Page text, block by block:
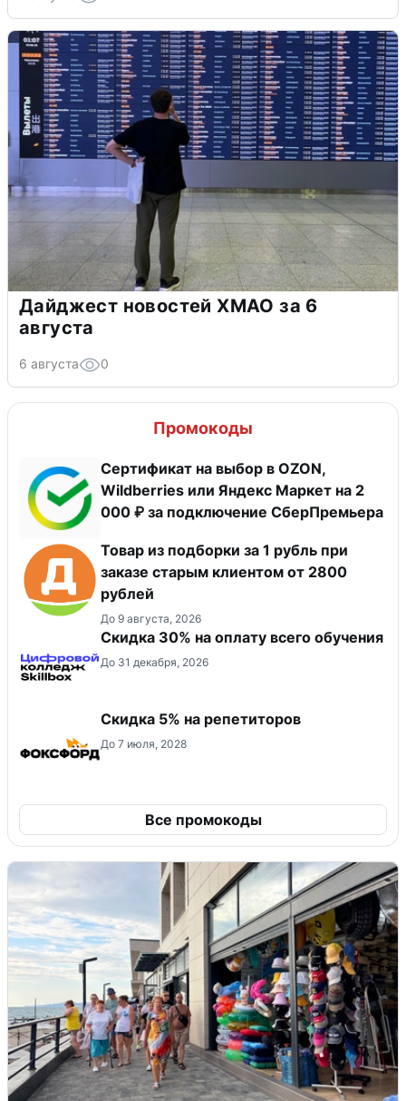
Дайджест новостей ХМАО за 6
августа
6 августа 0
Промокоды
Сертификат на выбор в OZON,
Wildberries или Яндекс Маркет на 2
000 ₽ за подключение СберПремьера
Товар из подборки за 1 рубль при
заказе старым клиентом от 2800
рублей
До 9 августа, 2026
Скидка 30% на оплату всего обучения
До 31 декабря, 2026
Скидка 5% на репетиторов
До 7 июля, 2028
Все промокоды